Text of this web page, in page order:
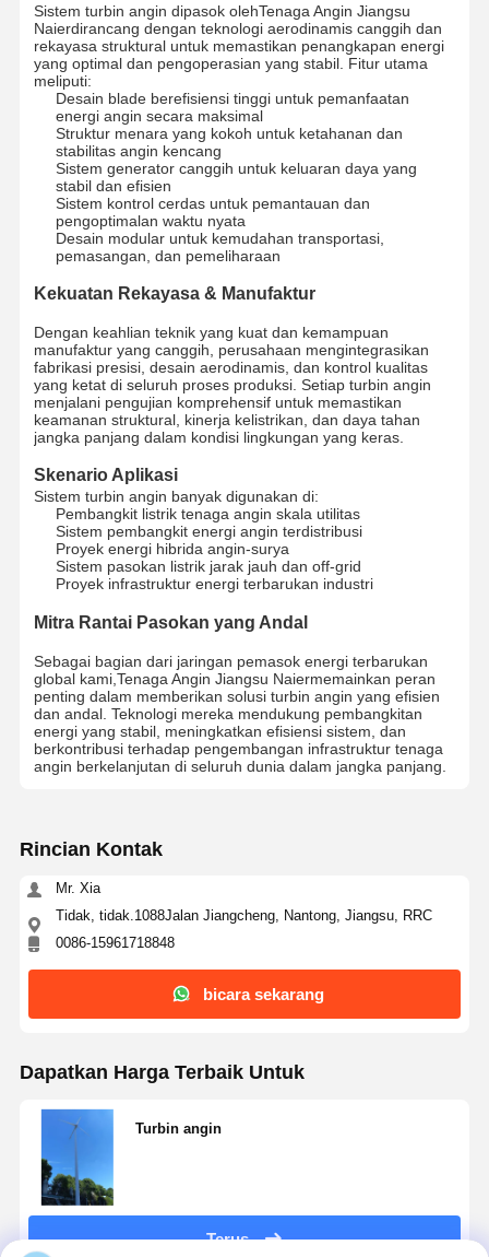
Rumah Produk Tentang Kita
Wisata
Pabrik
Kontrol
Sistem Tenaga Surya Pv
Pembangkit Tenaga Surya Portabel
Sistem Penyimpanan Energi
Pompa Panas PVT
Penawaran Panas
Lampu Dekorasi
Sistem turbin angin dipasok olehTenaga Angin Jiangsu
Naierdirancang dengan teknologi aerodinamis canggih dan
rekayasa struktural untuk memastikan penangkapan energi
yang optimal dan pengoperasian yang stabil. Fitur utama
meliputi:
Desain blade berefisiensi tinggi untuk pemanfaatan
energi angin secara maksimal
Struktur menara yang kokoh untuk ketahanan dan
stabilitas angin kencang
Sistem generator canggih untuk keluaran daya yang
stabil dan efisien
Sistem kontrol cerdas untuk pemantauan dan
pengoptimalan waktu nyata
Desain modular untuk kemudahan transportasi,
pemasangan, dan pemeliharaan
Kekuatan Rekayasa & Manufaktur
Dengan keahlian teknik yang kuat dan kemampuan
manufaktur yang canggih, perusahaan mengintegrasikan
fabrikasi presisi, desain aerodinamis, dan kontrol kualitas
yang ketat di seluruh proses produksi. Setiap turbin angin
menjalani pengujian komprehensif untuk memastikan
keamanan struktural, kinerja kelistrikan, dan daya tahan
jangka panjang dalam kondisi lingkungan yang keras.
Skenario Aplikasi
Sistem turbin angin banyak digunakan di:
Pembangkit listrik tenaga angin skala utilitas
Sistem pembangkit energi angin terdistribusi
Proyek energi hibrida angin-surya
Sistem pasokan listrik jarak jauh dan off-grid
Proyek infrastruktur energi terbarukan industri
Mitra Rantai Pasokan yang Andal
Sebagai bagian dari jaringan pemasok energi terbarukan
global kami,Tenaga Angin Jiangsu Naiermemainkan peran
penting dalam memberikan solusi turbin angin yang efisien
dan andal. Teknologi mereka mendukung pembangkitan
energi yang stabil, meningkatkan efisiensi sistem, dan
berkontribusi terhadap pengembangan infrastruktur tenaga
angin berkelanjutan di seluruh dunia dalam jangka panjang.
Rincian Kontak
Mr. Xia
Tidak, tidak.1088Jalan Jiangcheng, Nantong, Jiangsu, RRC
0086-15961718848
bicara sekarang
Dapatkan Harga Terbaik Untuk
Turbin angin
Terus